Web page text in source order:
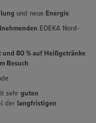
und neue Energie
EDEKA Nord-
80 % auf Heißgetränke
Besuch
sehr guten
der langfristigen